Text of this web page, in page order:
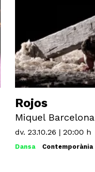
Rojos
Miquel Barcelona
dv. 23.10.26 | 20:00 h
Dansa Contemporània